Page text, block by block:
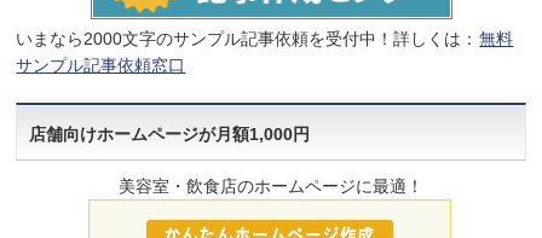
いまなら2000文字のサンプル記事依頼を受付中！詳しくは： 無料
サンプル記事依頼窓口
店舗向けホームページが月額1,000円
美容室・飲食店のホームページに最適！